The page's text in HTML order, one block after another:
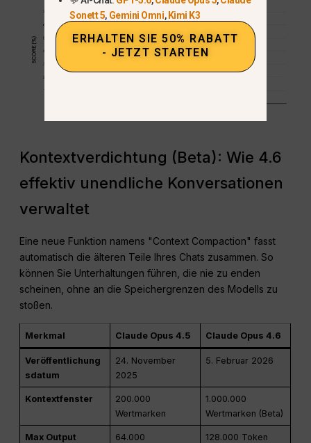
Kontextverdichtung (Beta): Wie 4.6
effektiv unendliche Konversationen
verwaltet
Eine neue Funktion namens "Context Compaction" fasst
automatisch die älteren Teile Ihres Chats zusammen. So
können Sie Unterhaltungen führen, die nie zu enden
scheinen, ohne an die Speichergrenzen des Modells zu
stoßen.
Merkmal Claude Opus 4.5 Claude Opus 4.6
Veröffentlichung
sdatum
24. November
2025
5. Februar 2026
Kontextfenster
200.000
Wertmarken
1.000.000
Wertmarken (Beta)
Max Output
64.000
128.000 Token
Sonett 5, Gemini Omni,Kimi K3
ERHALTEN SIE 50% RABATT
- JETZT STARTEN